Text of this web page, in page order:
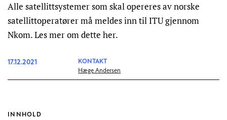
Alle satellittsystemer som skal opereres av norske
satellittoperatører må meldes inn til ITU gjennom
Nkom. Les mer om dette her.
17.12.2021
KONTAKT
Hæge Andersen
INNHOLD